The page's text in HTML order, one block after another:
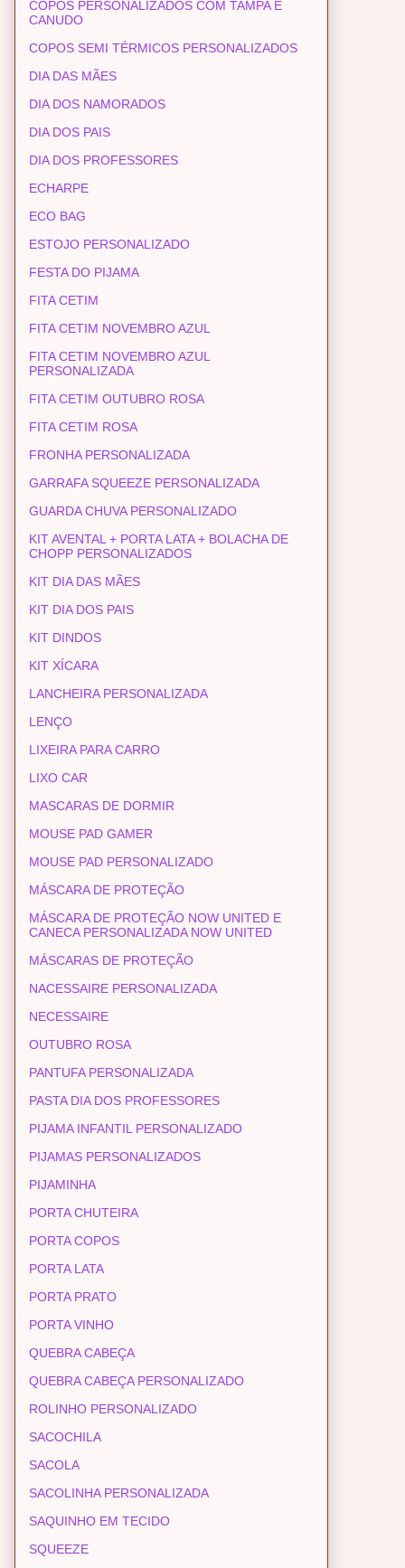
COPOS PERSONALIZADOS COM TAMPA E
CANUDO
COPOS SEMI TÉRMICOS PERSONALIZADOS
DIA DAS MÃES
DIA DOS NAMORADOS
DIA DOS PAIS
DIA DOS PROFESSORES
ECHARPE
ECO BAG
ESTOJO PERSONALIZADO
FESTA DO PIJAMA
FITA CETIM
FITA CETIM NOVEMBRO AZUL
FITA CETIM NOVEMBRO AZUL
PERSONALIZADA
FITA CETIM OUTUBRO ROSA
FITA CETIM ROSA
FRONHA PERSONALIZADA
GARRAFA SQUEEZE PERSONALIZADA
GUARDA CHUVA PERSONALIZADO
KIT AVENTAL + PORTA LATA + BOLACHA DE
CHOPP PERSONALIZADOS
KIT DIA DAS MÃES
KIT DIA DOS PAIS
KIT DINDOS
KIT XÍCARA
LANCHEIRA PERSONALIZADA
LENÇO
LIXEIRA PARA CARRO
LIXO CAR
MASCARAS DE DORMIR
MOUSE PAD GAMER
MOUSE PAD PERSONALIZADO
MÁSCARA DE PROTEÇÃO
MÁSCARA DE PROTEÇÃO NOW UNITED E
CANECA PERSONALIZADA NOW UNITED
MÁSCARAS DE PROTEÇÃO
NACESSAIRE PERSONALIZADA
NECESSAIRE
OUTUBRO ROSA
PANTUFA PERSONALIZADA
PASTA DIA DOS PROFESSORES
PIJAMA INFANTIL PERSONALIZADO
PIJAMAS PERSONALIZADOS
PIJAMINHA
PORTA CHUTEIRA
PORTA COPOS
PORTA LATA
PORTA PRATO
PORTA VINHO
QUEBRA CABEÇA
QUEBRA CABEÇA PERSONALIZADO
ROLINHO PERSONALIZADO
SACOCHILA
SACOLA
SACOLINHA PERSONALIZADA
SAQUINHO EM TECIDO
SQUEEZE